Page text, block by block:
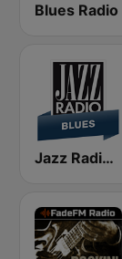
Blues Radio
Jazz Radio Blues